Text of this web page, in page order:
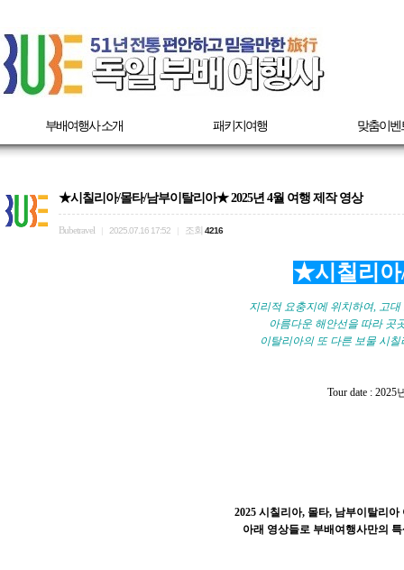
부배여행사 소개 패키지여행 맞춤이벤
★시칠리아/몰타/남부이탈리아★ 2025년 4월 여행 제작 영상
Bubetravel 2025.07.16 17:52 조회 4216
★시칠리
지리적 요충지에 위치하여, 고
아름다운 해안선을 따라 곳
이탈리아의 또 다른 보물 시
Tour date :
2025 시칠리아, 몰타, 남부이탈리
아래 영상들로 부배여행사만의